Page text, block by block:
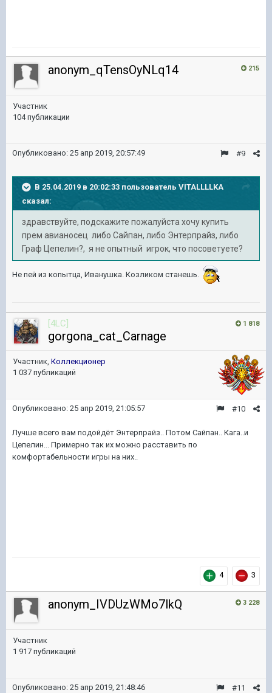
215
anonym_qTensOyNLq14
Участник
104 публикации
#9
Опубликовано: 25 апр 2019, 20:57:49
В 25.04.2019 в 20:02:33 пользователь VITALLLLKA
сказал:
здравствуйте, подскажите пожалуйста хочу купить
прем авианосец либо Сайпан, либо Энтерпрайз, либо
Граф Цепелин?, я не опытный игрок, что посоветуете?
Не пей из копытца, Иванушка. Козликом станешь.
1 818
[4LC]
gorgona_cat_Carnage
Участник, Коллекционер
1 037 публикаций
#10
Опубликовано: 25 апр 2019, 21:05:57
Лучше всего вам подойдёт Энтерпрайз.. Потом Сайпан.. Кага..и
Цепелин... Примерно так их можно расставить по
комфортабельности игры на них..
4 3
3 228
anonym_IVDUzWMo7lkQ
Участник
1 917 публикаций
#11
Опубликовано: 25 апр 2019, 21:48:46